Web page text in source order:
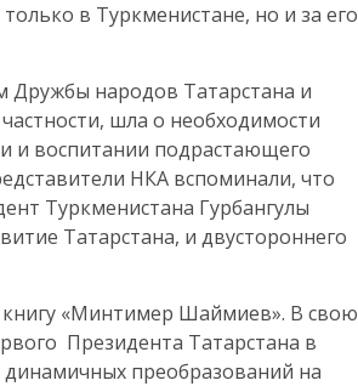
в Туркменистане, но и за его
Дружбы народов Татарстана и
шла о необходимости
и воспитании подрастающего
НКА вспоминали, что
Туркменистана Гурбангулы
Татарстана, и двустороннего
«Минтимер Шаймиев». В свою
Президента Татарстана в
преобразований на